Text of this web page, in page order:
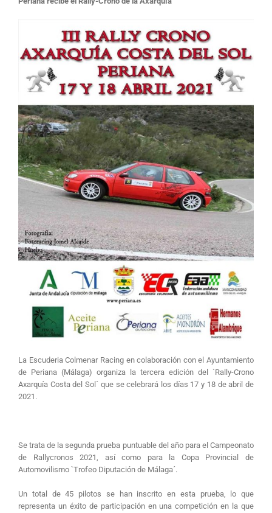
La Escuderia Colmenar Racing en colaboración con el Ayuntamiento
de Periana (Málaga) organiza la tercera edición del `Rally-Crono
Axarquía Costa del Sol´ que se celebrará los días 17 y 18 de abril de
2021.
Se trata de la segunda prueba puntuable del año para el Campeonato
de Rallycronos 2021, así como para la Copa Provincial de
Automovilismo `Trofeo Diputación de Málaga´.
Un total de 45 pilotos se han inscrito en esta prueba, lo que
representa un éxito de participación en una competición en la que